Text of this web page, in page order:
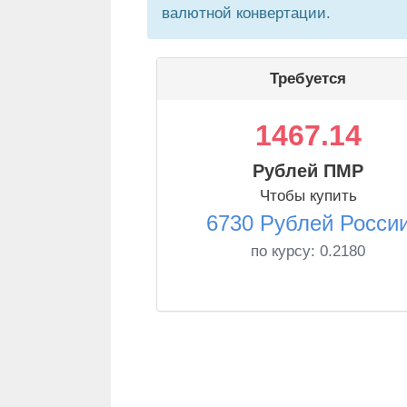
валютной конвертации.
Требуется
1467.14
Рублей ПМР
Чтобы купить
6730 Рублей
по курсу: 0.2180